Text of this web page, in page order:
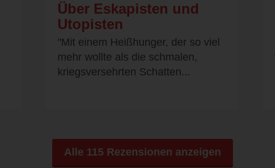
Über Eskapisten und
Utopisten
"Mit einem Heißhunger, der so viel
mehr wollte als die schmalen,
kriegsversehrten Schatten...
Alle 115 Rezensionen anzeigen